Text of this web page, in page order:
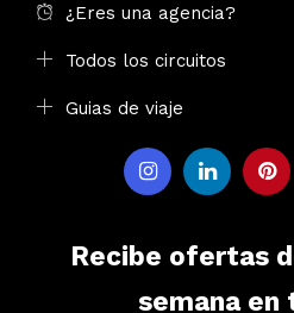
¿Eres una agencia?
Todos los circuitos
Guias de viaje
Recibe ofertas
semana en